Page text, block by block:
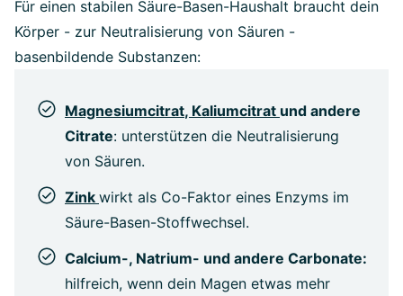
Für einen stabilen Säure-Basen-Haushalt braucht dein
Körper - zur Neutralisierung von Säuren -
basenbildende Substanzen:
Magnesiumcitrat, Kaliumcitrat und andere
Citrate: unterstützen die Neutralisierung
von Säuren.
Zink wirkt als Co-Faktor eines Enzyms im
Säure-Basen-Stoffwechsel.
Calcium-, Natrium- und andere Carbonate:
hilfreich, wenn dein Magen etwas mehr